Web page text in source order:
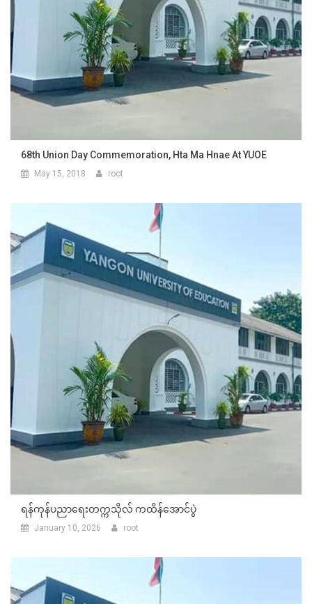
68th Union Day Commemoration, Hta Ma Hnae At YUOE
May 15, 2018 root
ရန်ကုန်ပညာရေးတက္ကသိုလ် ကထိန်အောင်ပွဲ
January 10, 2026 root